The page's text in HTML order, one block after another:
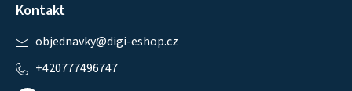
Kontakt
objednavky@digi-eshop.cz
+420777496747